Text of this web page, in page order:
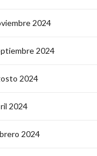
2024
2024
2024
2024
2024